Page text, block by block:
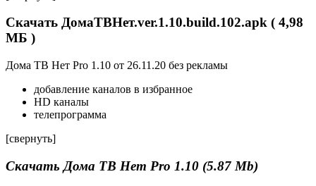
Скачать ДомаТВНет.ver.1.10.build.102.apk ( 4,98
МБ )
Дома ТВ Нет Pro 1.10 от 26.11.20 без рекламы
добавление каналов в избранное
HD каналы
телепрограмма
[свернуть]
Скачать Дома ТВ Нет Pro 1.10 (5.87 Mb)